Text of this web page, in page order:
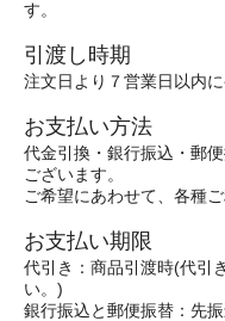
す。
引渡し時期
注文日より７営業日以内
お支払い方法
代金引換・銀行振込・郵
ございます。
ご希望にあわせて、各種
お支払い期限
代引き：商品引渡時(代引
い。)
銀行振込と郵便振替：先